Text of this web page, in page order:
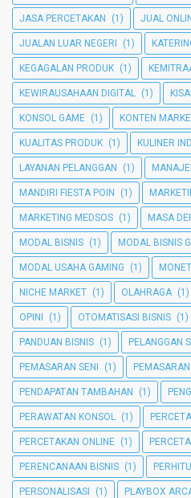
JASA PERCETAKAN (1) JUAL
JUALAN LUAR NEGERI (1)
KEGAGALAN PRODUK (1)
KEWIRAUSAHAAN DIGITAL (1)
KONSOL GAME (1) KONTEN
KUALITAS PRODUK (1) KULINER
LAYANAN PELANGGAN (1)
MANDIRI FIESTA POIN (1)
MARKETING MEDSOS (1) MASA
MODAL BISNIS (1) MODAL BISNIS
MODAL USAHA GAMING (1)
NICHE MARKET (1) OLAHRAGA (1)
OPINI (1) OTOMATISASI BISNIS (1)
PANDUAN BISNIS (1) PELANGGAN
PEMASARAN SENI (1)
PENDAPATAN TAMBAHAN (1)
PERAWATAN KONSOL (1)
PERCETAKAN ONLINE (1)
PERENCANAAN BISNIS (1)
PERSONALISASI (1) PLAYBOX